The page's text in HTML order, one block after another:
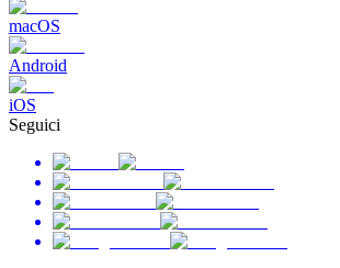
macOS
Android
iOS
Seguici